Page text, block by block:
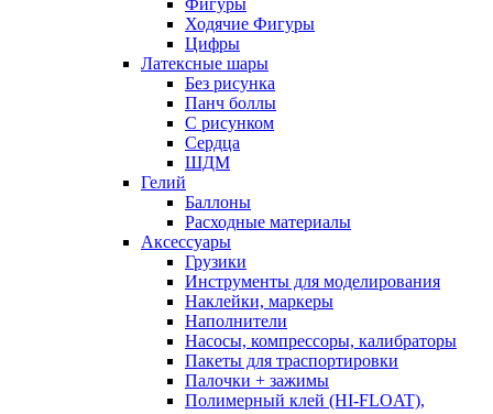
Фигуры
Ходячие Фигуры
Цифры
Латексные шары
Без рисунка
Панч боллы
С рисунком
Сердца
ШДМ
Гелий
Баллоны
Расходные материалы
Аксессуары
Грузики
Инструменты для моделирования
Наклейки, маркеры
Наполнители
Насосы, компрессоры, калибраторы
Пакеты для траспортировки
Палочки + зажимы
Полимерный клей (HI-FLOAT),